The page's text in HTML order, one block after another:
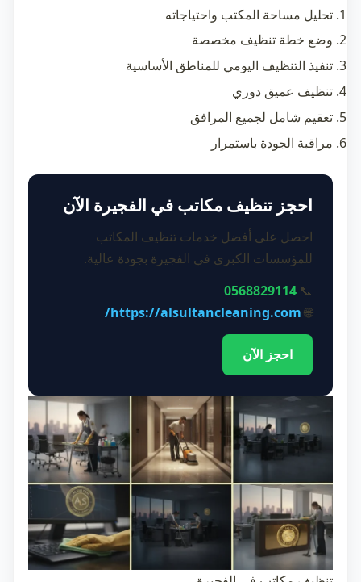
تحليل مساحة المكتب واحتياجاته
وضع خطة تنظيف مخصصة
تنفيذ التنظيف اليومي للمناطق الأساسية
تنظيف عميق دوري
تعقيم شامل لجميع المرافق
مراقبة الجودة باستمرار
احجز تنظيف مكاتب في الفجيرة الآن
احصل على أفضل خدمات تنظيف المكاتب
للمؤسسات الكبرى في الفجيرة بجودة عالية.
📞
0568829114
🌐
https://alsultancleaning.com/
احجز الآن